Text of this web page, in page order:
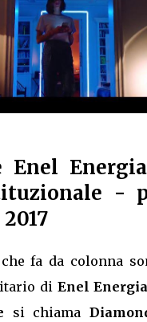
Enel
-
fa da colonna
di Enel
si chiama